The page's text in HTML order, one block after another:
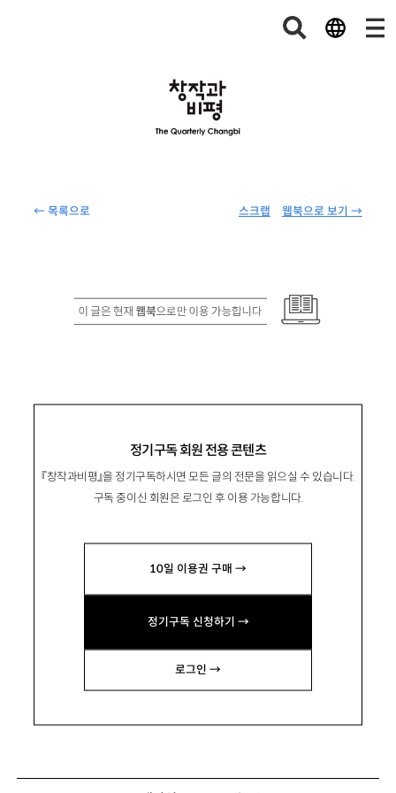
← 목록으로 웹북으로 보기 →
스크랩
정기구독 회원 전용 콘텐츠
『창작과비평』을 정기구독하시면 모든 글의 전문을 읽으실 수 있습니다.
구독 중이신 회원은 로그인 후 이용 가능합니다.
10일 이용권 구매 →
정기구독 신청하기 →
로그인 →